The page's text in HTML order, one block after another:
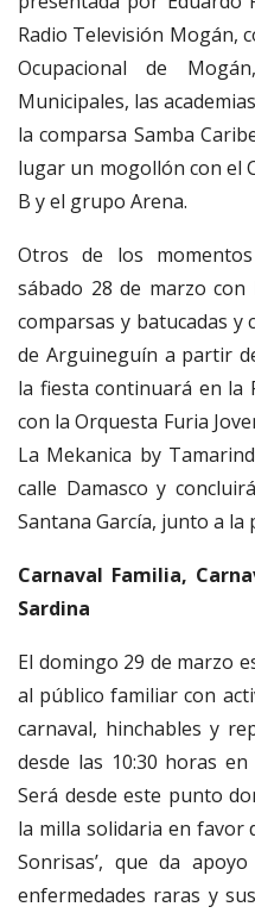
Radio Televisión Mogán,
Ocupacional de
Municipales, las
la comparsa Samba
lugar un mogollón con el
B y el grupo Arena.
Otros de los
sábado 28 de marzo con
comparsas y batucadas y
de Arguineguín a partir
la fiesta continuará en la
con la Orquesta Furia
La Mekanica by
calle Damasco y
Santana García, junto a la
Carnaval Familia,
Sardina
El domingo 29 de marzo
al público familiar con
carnaval, hinchables y
desde las 10:30 horas
Será desde este punto
la milla solidaria en favor
Sonrisas’, que da
enfermedades raras y